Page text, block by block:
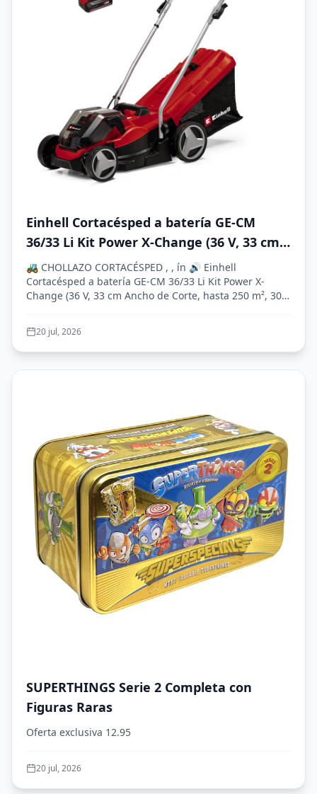
Einhell Cortacésped a batería GE-CM
36/33 Li Kit Power X-Change (36 V, 33 cm
Ancho de Corte, hasta 250 m², 30L Bolsa
recolectora, 25-65 mm Altura de Corte,
con 2X 2,5 Ah baterías + 2X cargadore)
🚜 CHOLLAZO CORTACÉSPED , , ín 🔊 Einhell
Cortacésped a batería GE-CM 36/33 Li Kit Power X-
Change (36 V, 33 cm Ancho de Corte, hasta 250 m², 30L
20 jul, 2026
SUPERTHINGS Serie 2 Completa con
Figuras Raras
Oferta exclusiva 12.95
20 jul, 2026